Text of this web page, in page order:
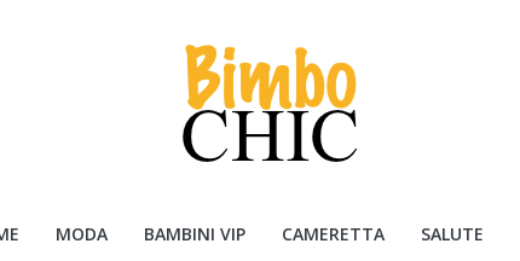
MODA BAMBINI VIP CAMERETTA SALUTE